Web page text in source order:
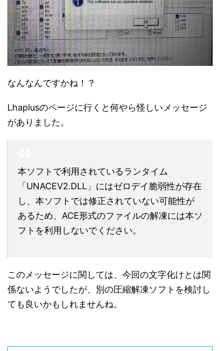
なんなんですかね！？
Lhaplusのページに行くと何やら怪しいメッセージ
がありました。
本ソフトで利用されているランタイム
「UNACEV2.DLL」にはゼロデイ脆弱性が存在
し、本ソフトでは修正されていない可能性が
あるため、ACE形式のファイルの解凍には本ソ
フトを利用しないでください。
このメッセージに関しては、今回の文字化けとは関
係ないようでしたが、別の圧縮解凍ソフトを検討し
ても良いかもしれませんね。